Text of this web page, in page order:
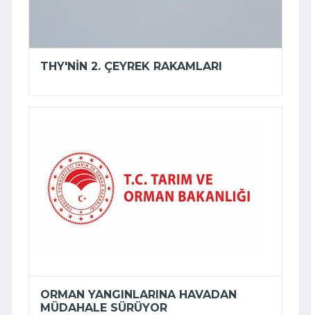
THY'NIN 2. ÇEYREK RAKAMLARI
ORMAN YANGINLARINA HAVADAN
MÜDAHALE SÜRÜYOR